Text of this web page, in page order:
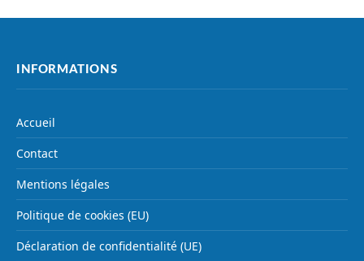
INFORMATIONS
Accueil
Contact
Mentions légales
Politique de cookies (EU)
Déclaration de confidentialité (UE)